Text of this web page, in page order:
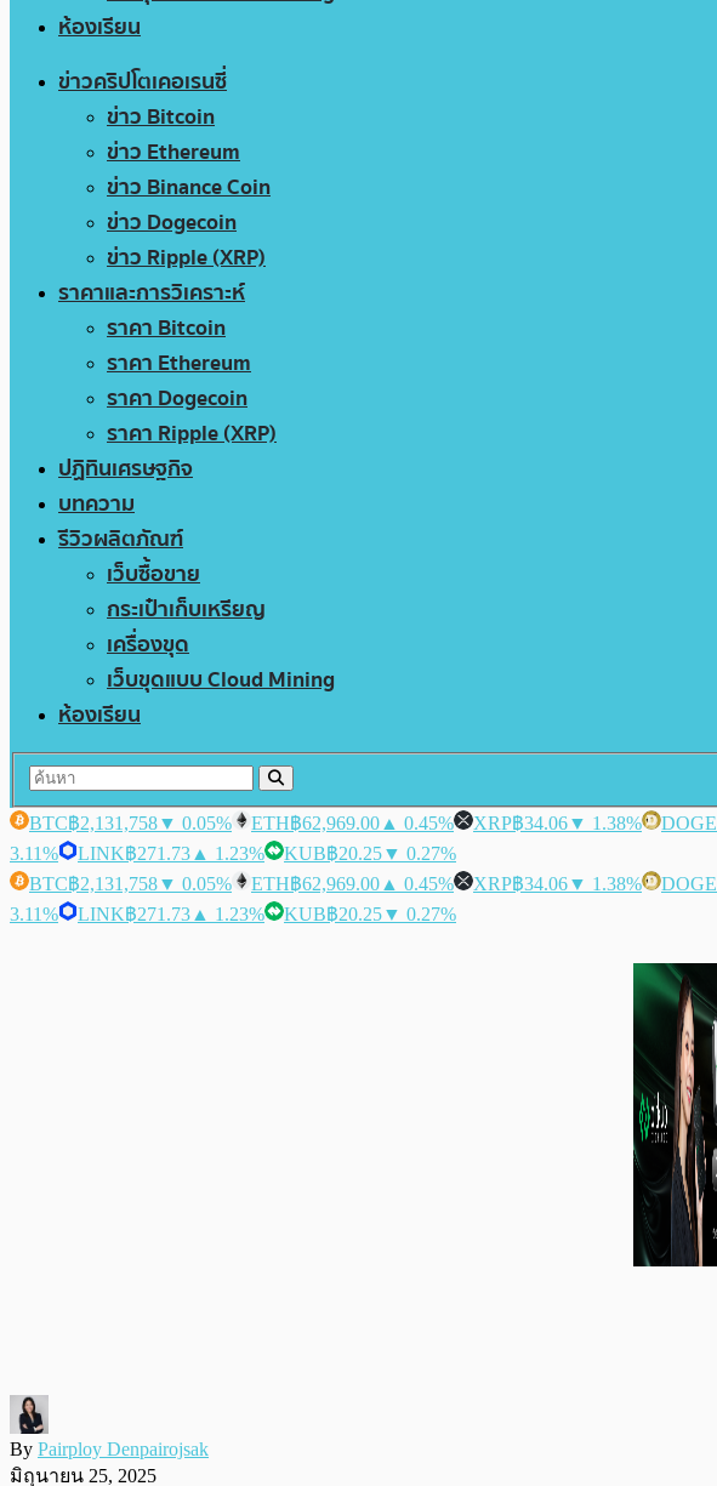
ห้องเรียน
ข่าวคริปโตเคอเรนซี่
ข่าว Bitcoin
ข่าว Ethereum
ข่าว Binance Coin
ข่าว Dogecoin
ข่าว Ripple (XRP)
ราคาและการวิเคราะห์
ราคา Bitcoin
ราคา Ethereum
ราคา Dogecoin
ราคา Ripple (XRP)
ปฏิทินเศรษฐกิจ
บทความ
รีวิวผลิตภัณฑ์
เว็บซื้อขาย
กระเป๋าเก็บเหรียญ
เครื่องขุด
เว็บขุดแบบ Cloud Mining
ห้องเรียน
BTC฿2,131,758▼ 0.05% ETH฿62,969.00 ▲ 0.45% XRP฿34.06▼ 1.38% DOGE
3.11%
LINK฿271.73 ▲ 1.23% KUB฿20.25▼ 0.27%
BTC฿2,131,758▼ 0.05% ETH฿62,969.00 ▲ 0.45% XRP฿34.06▼ 1.38% DOGE
3.11%
LINK฿271.73 ▲ 1.23% KUB฿20.25▼ 0.27%
By Pairploy Denpairojsak
มิถุนายน 25, 2025